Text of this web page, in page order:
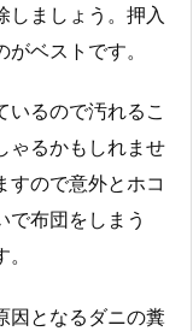
しましょう。押入
ベストです。
いるので汚れるこ
ゃるかもしれませ
すので意外とホコ
で布団をしまう
因となるダニの糞